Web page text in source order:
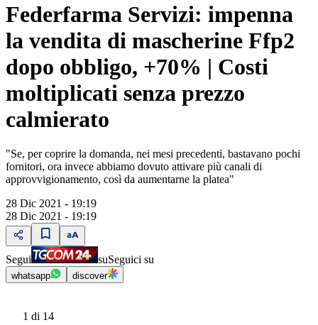
Federfarma Servizi: impenna
la vendita di mascherine Ffp2
dopo obbligo, +70% | Costi
moltiplicati senza prezzo
calmierato
"Se, per coprire la domanda, nei mesi precedenti, bastavano pochi
fornitori, ora invece abbiamo dovuto attivare più canali di
approvvigionamento, così da aumentarne la platea"
28 Dic 2021 - 19:19
28 Dic 2021 - 19:19
Segui suSeguici su
whatsapp discover
1 di 14